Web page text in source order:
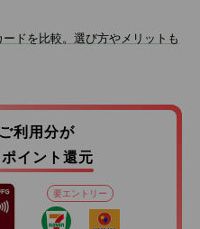
ドを比較。選び方やメリットも
利用分が
ポイント還元
要エントリー